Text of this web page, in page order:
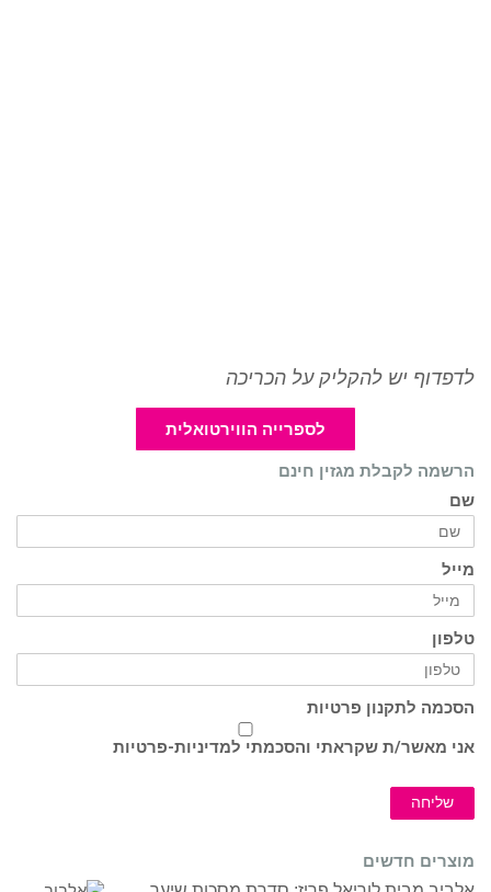
לדפדוף יש להקליק על הכריכה
לספרייה הווירטואלית
הרשמה לקבלת מגזין חינם
שם
מייל
טלפון
הסכמה לתקנון פרטיות
אני מאשר/ת שקראתי והסכמתי למדיניות-פרטיות
שליחה
מוצרים חדשים